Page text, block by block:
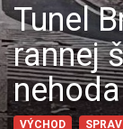
Tunel
rannej
nehoda
VÝCHOD